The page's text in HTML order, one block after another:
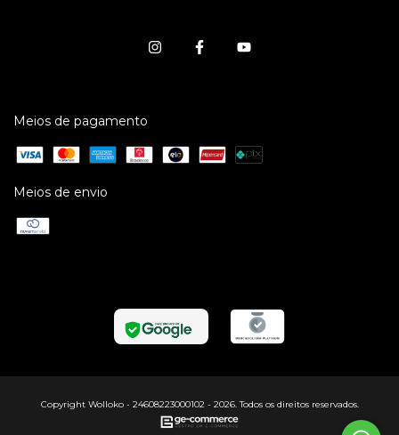
Meios de pagamento
Meios de envio
Copyright Wolloko - 24608223000102 - 2026. Todos os direitos reservados.